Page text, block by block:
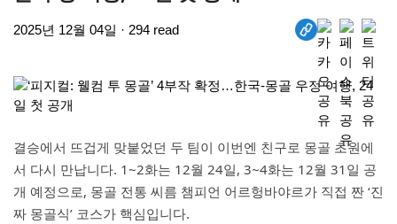
2025년 12월 04일 · 294 read
결승에서 뜨겁게 맞붙었던 두 팀이 이번엔 친구로 몽골 초원에
서 다시 만납니다. 1~2화는 12월 24일, 3~4화는 12월 31일 공
개 예정으로, 몽골 전통 씨름 챔피언 어르헝바야르가 직접 짠 ‘진
짜 몽골식’ 코스가 핵심입니다.